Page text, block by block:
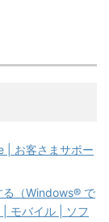
| お客さまサポー
る（Windows® で
モバイル | ソフ